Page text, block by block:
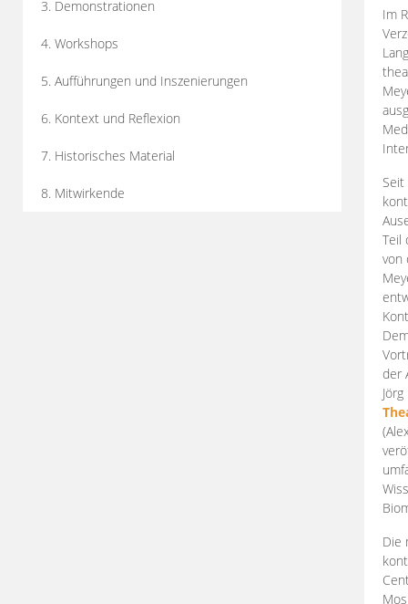
3. Demonstrationen
4. Workshops
5. Aufführungen und Inszenierungen
6. Kontext und Reflexion
7. Historisches Material
8. Mitwirkende
Im
Teil
von
der
Die